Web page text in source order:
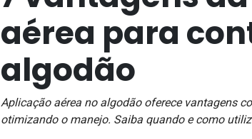
aérea para
algodão
Aplicação aérea no algodão oferece vantagens
otimizando o manejo. Saiba quando e como